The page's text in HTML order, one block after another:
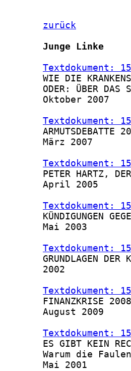
zurück
Junge Linke
Textdokument:
WIE DIE
ODER: ÜBER DAS
       Oktober 2007
Textdokument:
ARMUTSDEBATTE
       März 2007
Textdokument:
PETER HARTZ,
       April 2005
Textdokument:
KÜNDIGUNGEN
       Mai 2003
Textdokument:
GRUNDLAGEN DER
       2002
Textdokument:
FINANZKRISE
       August 2009
Textdokument:
ES GIBT KEIN
Warum die
       Mai 2001